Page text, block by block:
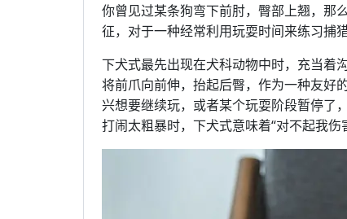
你曾见过某条狗弯下前肘，臀部上翘，那
征，对于一种经常利用玩耍时间来练习捕
下犬式最先出现在犬科动物中时，充当着
将前爪向前伸，抬起后臀，作为一种友好
兴想要继续玩，或者某个玩耍阶段暂停了
打闹太粗暴时，下犬式意味着“对不起我